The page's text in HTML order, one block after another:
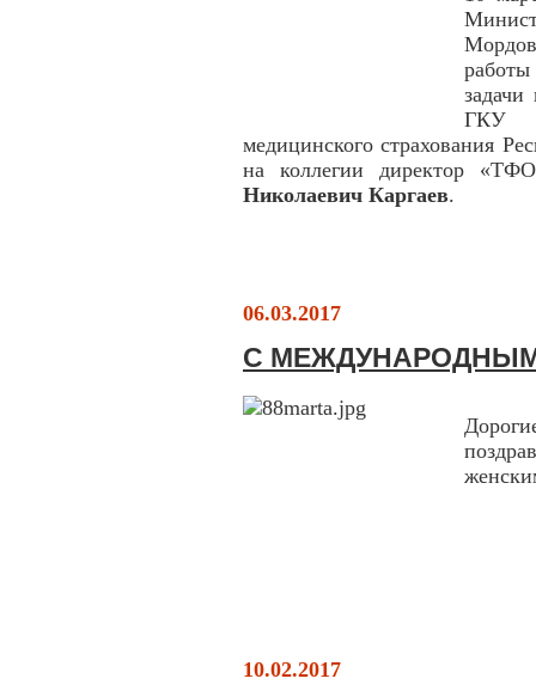
ГКУ
медицинского страхования
на коллегии директор
Николаевич Каргаев.
06.03.2017
С
10.02.2017